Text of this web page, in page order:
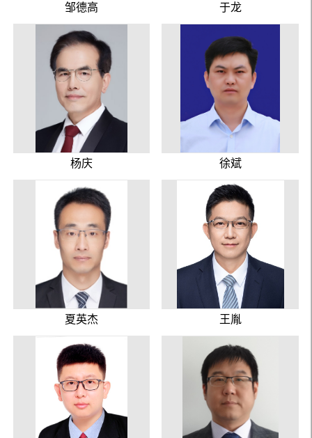
邹德高 于龙
杨庆 徐斌
夏英杰 王胤